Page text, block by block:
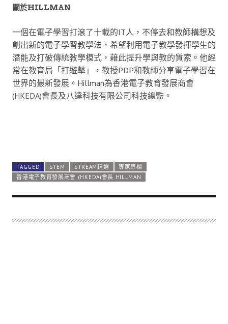
關於HILLMAN
一個在電子學習打滾了十載的IT人，不停去和教師構想及
創出新的電子學習教學法，希望利用電子教學發揮學生的
潛能及打破傳統教學模式，藉此提升學與教的質索。他經
常在教育局「打遊擊」，教授PDP和教師分享電子學習在
世界的最新發展。Hillman為香港電子教育發展商會
(HKEDA)會長及八達科技有限公司科技總監。
TAGGED STEM STREAM精選
專家專欄
香港電子教育發展商會 (HKEDA)會長 HILLMAN